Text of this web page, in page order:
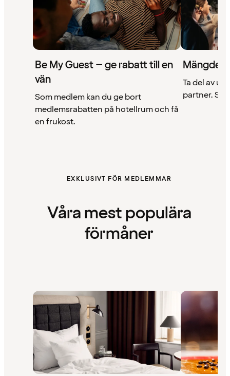
Be My Guest – ge rabatt till en
vän
Som medlem kan du ge bort
medlemsrabatten på hotellrum och få
en frukost.
Mängder
Ta del av
partner. Se
EXKLUSIVT FÖR MEDLEMMAR
Våra mest populära
förmåner